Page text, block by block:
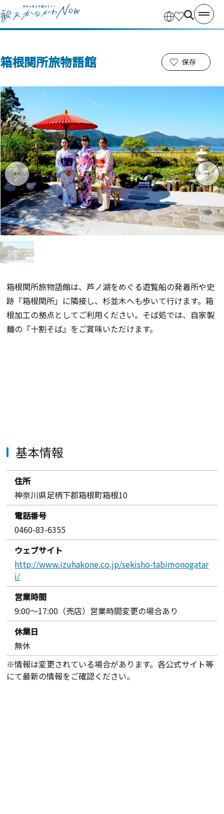
箱根関所旅物語館 保存
箱根関所旅物語館は、芦ノ湖をめぐる遊覧船の発着所や史
跡「箱根関所」に隣接し、杉並木へも歩いて行けます。箱
根加工の拠点としてご利用ください。そば処では、自家製
麺の『十割そば』をご賞味いただけます。
基本情報
住所
神奈川県足柄下郡箱根町箱根10
電話番号
0460-83-6355
ウェブサイト
http://www.izuhakone.co.jp/sekisho-tabimonogatar
i/
営業時間
9:00～17:00（売店）営業時間変更の場合あり
休業日
無休
※情報は変更されている場合があります。各公式サイト等
にて最新の情報をご確認ください。